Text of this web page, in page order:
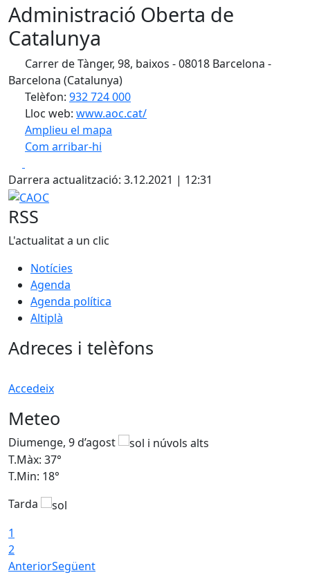
Administració Oberta de
Catalunya
Carrer de Tànger, 98, baixos - 08018 Barcelona -
Barcelona (Catalunya)
Telèfon: 932 724 000
Lloc web: www.aoc.cat/
Amplieu el mapa
Com arribar-hi
+
−
Darrera actualització: 3.12.2021 | 12:31
CAOC
RSS
L'actualitat a un clic
Notícies
Agenda
Agenda política
Altiplà
Adreces i telèfons
Accedeix
Meteo
Diumenge, 9 d’agost
T.Màx: 37°
T.Min: 18°
Tarda
1
2
AnteriorSegüent